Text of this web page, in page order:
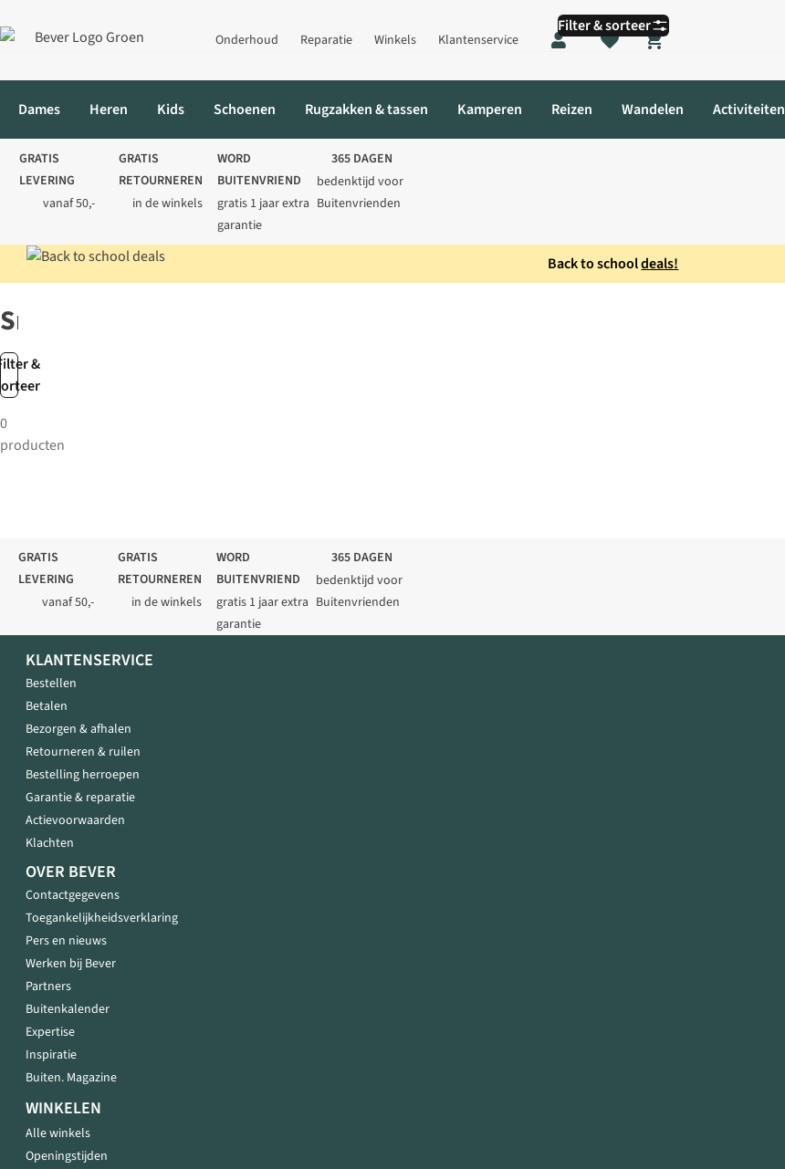
Onderhoud Reparatie Winkels Klantenservice
Shopping cart
Dames Heren Kids Schoenen Rugzakken & tassen Kamperen Reizen Wandelen Activiteiten
GRATIS
LEVERING
vanaf 50,-
GRATIS
RETOURNEREN
in de winkels
WORD
BUITENVRIEND
gratis 1 jaar extra
garantie
365 DAGEN
bedenktijd voor
Buitenvrienden
Back to schooldeals!
&
Filter & sorteer
Smartwares
0
producten
GRATIS
LEVERING
vanaf 50,-
GRATIS
RETOURNEREN
in de winkels
WORD
BUITENVRIEND
gratis 1 jaar extra
garantie
365 DAGEN
bedenktijd voor
Buitenvrienden
KLANTENSERVICE
Bestellen
Betalen
Bezorgen & afhalen
Retourneren & ruilen
Bestelling herroepen
Garantie & reparatie
Actievoorwaarden
Klachten
OVER BEVER
Contactgegevens
Toegankelijkheidsverklaring
Pers en nieuws
Werken bij Bever
Partners
Buitenkalender
Expertise
Inspiratie
Buiten. Magazine
WINKELEN
Alle winkels
Openingstijden